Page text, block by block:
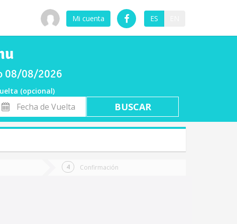
Mi cuenta ES
08/08/2026
(opcional)
Confirmación